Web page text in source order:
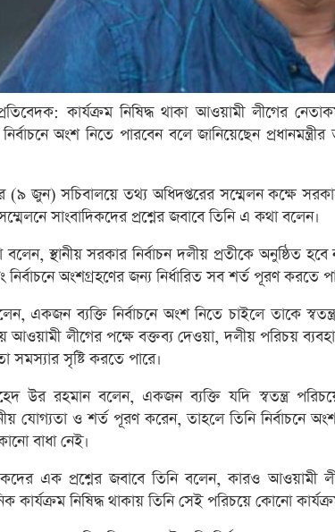
কার্যক্রম নিষিদ্ধ থাকা আওয়ামী লীগের
অংশ নিতে পারবেন বলে জানিয়েছেন
(৯ জুন) সচিবালয়ে তথ্য অধিদপ্তরের সম্মেলন কক্ষে
সাংবাদিকদের প্রশ্নের জবাবে তিনি এ কথা বলেন।
বলেন, স্থানীয় সরকার নির্বাচন দলীয় প্রতীকে অনুষ্ঠিত
নির্বাচনে অংশগ্রহণের জন্য নির্ধারিত সব শর্ত পূরণ করতে
একজন ব্যক্তি নির্বাচনে অংশ নিতে চাইলে তাকে
আওয়ামী লীগের পক্ষে বক্তব্য দেওয়া, দলীয় পরিচয়
সমস্যার সৃষ্টি করতে পারে।
উর রহমান বলেন, একজন ব্যক্তি যদি স্বতন্ত্র
যোগ্যতা ও শর্ত পূরণ করেন, তাহলে তিনি নির্বাচনে
বাধা নেই।
এক প্রশ্নের জবাবে তিনি বলেন, কারও আওয়ামী
কার্যক্রম নিষিদ্ধ থাকায় তিনি সেই পরিচয়ে কোনো